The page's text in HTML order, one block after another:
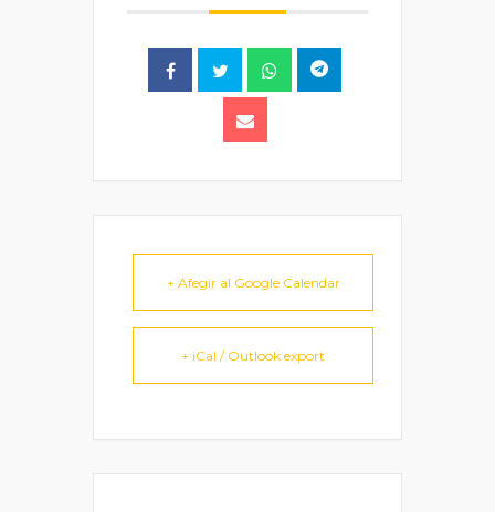
+ Afegir al Google Calendar
+ iCal / Outlook export